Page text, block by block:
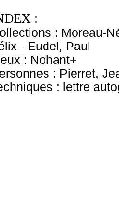
:
: Moreau-
- Eudel, Paul
: Nohant+
: Pierret,
: lettre